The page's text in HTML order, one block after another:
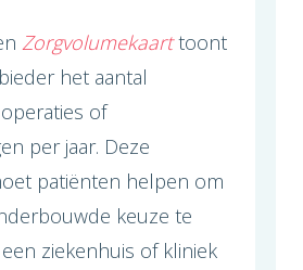
Zorgvolumekaarttoont
het aantal
of
per jaar. Deze
patiënten helpen om
keuze te
ziekenhuis of kliniek